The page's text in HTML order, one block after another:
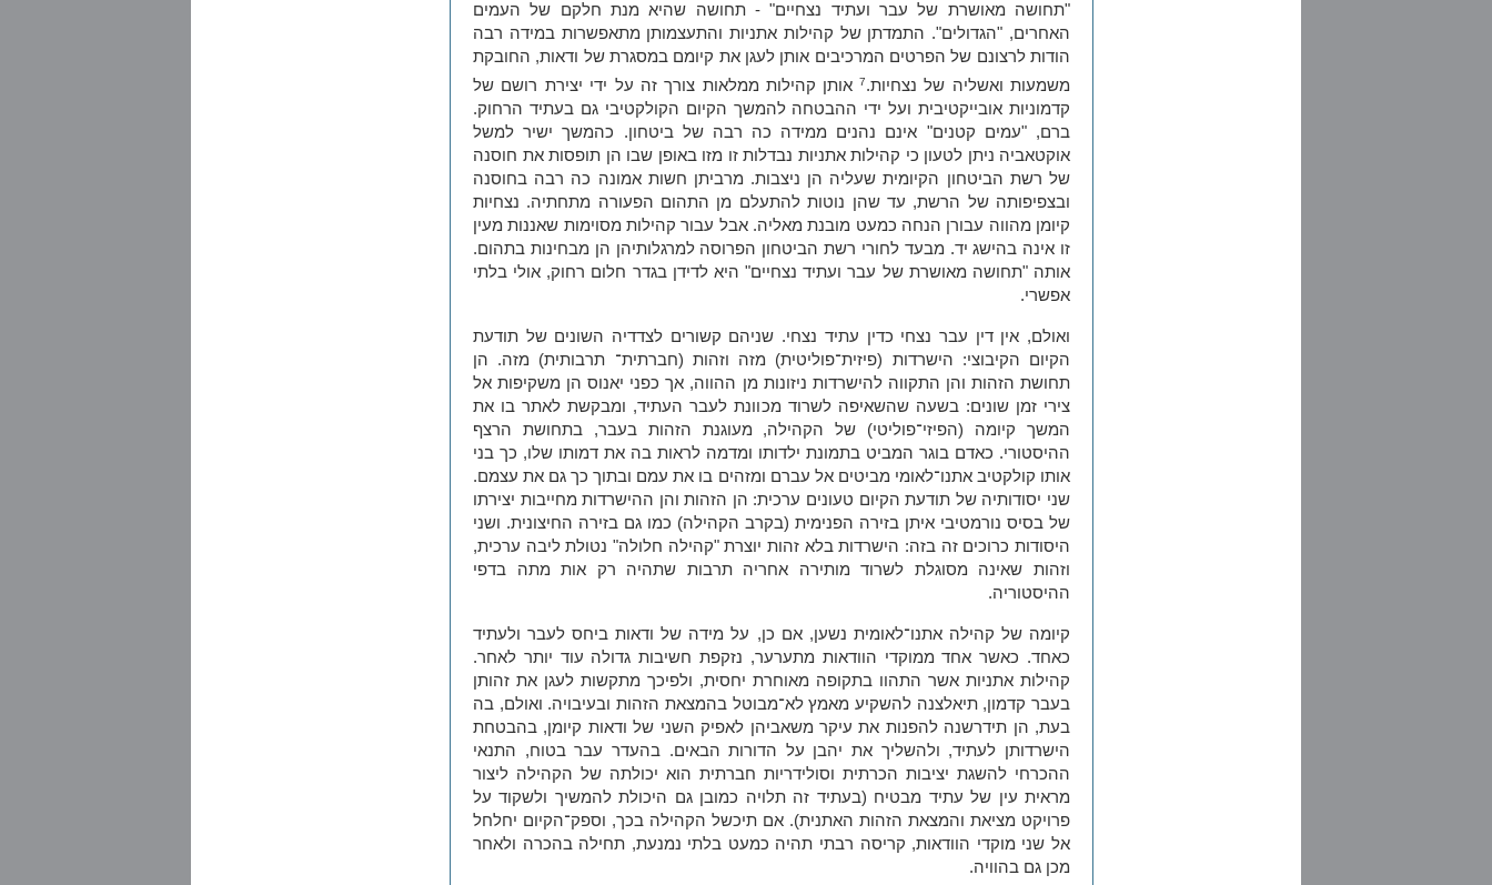
"תחושה מאושרת של עבר ועתיד נצחיים" - תחושה שהיא מנת חלקם של העמים
האחרים, "הגדולים". התמדתן של קהילות אתניות והתעצמותן מתאפשרות במידה רבה
הודות לרצונם של הפרטים המרכיבים אותן לעגן את קיומם במסגרת של ודאות, החובקת
משמעות ואשליה של נצחיות.7 אותן קהילות ממלאות צורך זה על ידי יצירת רושם של
קדמוניות אובייקטיבית ועל ידי ההבטחה להמשך הקיום הקולקטיבי גם בעתיד הרחוק.
ברם, "עמים קטנים" אינם נהנים ממידה כה רבה של ביטחון. כהמשך ישיר למשל
אוקטאביה ניתן לטעון כי קהילות אתניות נבדלות זו מזו באופן שבו הן תופסות את חוסנה
של רשת הביטחון הקיומית שעליה הן ניצבות. מרביתן חשות אמונה כה רבה בחוסנה
ובצפיפותה של הרשת, עד שהן נוטות להתעלם מן התהום הפעורה מתחתיה. נצחיות
קיומן מהווה עבורן הנחה כמעט מובנת מאליה. אבל עבור קהילות מסוימות שאננות מעין
זו אינה בהישג יד. מבעד לחורי רשת הביטחון הפרוסה למרגלותיהן הן מבחינות בתהום.
אותה "תחושה מאושרת של עבר ועתיד נצחיים" היא לדידן בגדר חלום רחוק, אולי בלתי
אפשרי.
ואולם, אין דין עבר נצחי כדין עתיד נצחי. שניהם קשורים לצדדיה השונים של תודעת
הקיום הקיבוצי: הישרדות (פיזית־פוליטית) מזה וזהות (חברתית־ תרבותית) מזה. הן
תחושת הזהות והן התקווה להישרדות ניזונות מן ההווה, אך כפני יאנוס הן משקיפות אל
צירי זמן שונים: בשעה שהשאיפה לשרוד מכוונת לעבר העתיד, ומבקשת לאתר בו את
המשך קיומה (הפיזי־פוליטי) של הקהילה, מעוגנת הזהות בעבר, בתחושת הרצף
ההיסטורי. כאדם בוגר המביט בתמונת ילדותו ומדמה לראות בה את דמותו שלו, כך בני
אותו קולקטיב אתנו־לאומי מביטים אל עברם ומזהים בו את עמם ובתוך כך גם את עצמם.
שני יסודותיה של תודעת הקיום טעונים ערכית: הן הזהות והן ההישרדות מחייבות יצירתו
של בסיס נורמטיבי איתן בזירה הפנימית (בקרב הקהילה) כמו גם בזירה החיצונית. ושני
היסודות כרוכים זה בזה: הישרדות בלא זהות יוצרת "קהילה חלולה" נטולת ליבה ערכית,
וזהות שאינה מסוגלת לשרוד מותירה אחריה תרבות שתהיה רק אות מתה בדפי
ההיסטוריה.
קיומה של קהילה אתנו־לאומית נשען, אם כן, על מידה של ודאות ביחס לעבר ולעתיד
כאחד. כאשר אחד ממוקדי הוודאות מתערער, נזקפת חשיבות גדולה עוד יותר לאחר.
קהילות אתניות אשר התהוו בתקופה מאוחרת יחסית, ולפיכך מתקשות לעגן את זהותן
בעבר קדמון, תיאלצנה להשקיע מאמץ לא־מבוטל בהמצאת הזהות ובעיבויה. ואולם, בה
בעת, הן תידרשנה להפנות את עיקר משאביהן לאפיק השני של ודאות קיומן, בהבטחת
הישרדותן לעתיד, ולהשליך את יהבן על הדורות הבאים. בהעדר עבר בטוח, התנאי
ההכרחי להשגת יציבות הכרתית וסולידריות חברתית הוא יכולתה של הקהילה ליצור
מראית עין של עתיד מבטיח (בעתיד זה תלויה כמובן גם היכולת להמשיך ולשקוד על
פרויקט מציאת והמצאת הזהות האתנית). אם תיכשל הקהילה בכך, וספק־הקיום יחלחל
אל שני מוקדי הוודאות, קריסה רבתי תהיה כמעט בלתי נמנעת, תחילה בהכרה ולאחר
מכן גם בהוויה.